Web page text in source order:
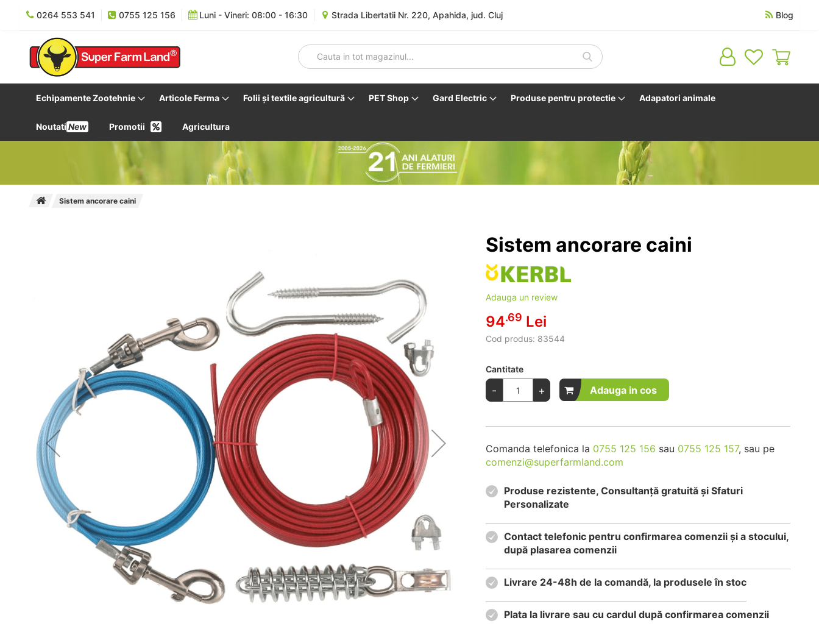
0264 553 541 0755 125 156 Luni - Vineri: 08:00 - 16:30 Strada Libertatii Nr. 220, Apahida, jud. Cluj Blog
Cosul
Echipamente Zootehnie Articole Ferma Folii și textile agricultură PET Shop Gard Electric Produse pentru protectie Adapatori animale
Noutati New Promotii Agricultura
Sistem ancorare caini
Sistem ancorare caini
Adauga un review
94.69 Lei
Cod produs: 83544
Cantitate
- + Adauga in cos
Comanda telefonica la 0755 125 156 sau 0755 125 157, sau pe
comenzi@superfarmland.com
Produse rezistente, Consultanță gratuită și Sfaturi
Personalizate
Contact telefonic pentru confirmarea comenzii și a stocului,
după plasarea comenzii
Livrare 24-48h de la comandă, la produsele în stoc
Plata la livrare sau cu cardul după confirmarea comenzii